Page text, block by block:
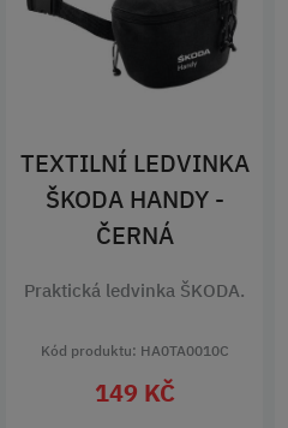
TEXTILNÍ LEDVINKA
ŠKODA HANDY -
ČERNÁ
Praktická ledvinka ŠKODA.
Kód produktu: HA0TA0010C
149 KČ